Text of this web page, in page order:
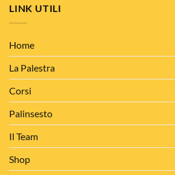
LINK UTILI
Home
La Palestra
Corsi
Palinsesto
Il Team
Shop